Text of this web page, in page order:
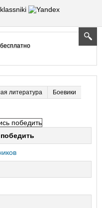
литература
Боевики